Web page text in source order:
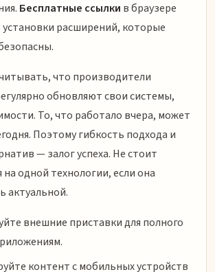
Бесплатные ссылки в браузере
расширений, которые
что производители
обновляют свои системы,
То, что работало вчера, может
Поэтому гибкость подхода и
— залог успеха. Не стоит
на одной технологии, если она
актуальной.
внешние приставки для полного
контент с мобильных устройств